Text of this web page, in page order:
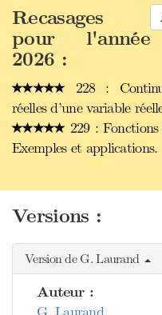
Recasages
pour l'année
2026 :
228 :
réelles d’une variable
229 : Fonctions
Exemples et applications.
Versions :
Version de G. Laurand
Auteur :